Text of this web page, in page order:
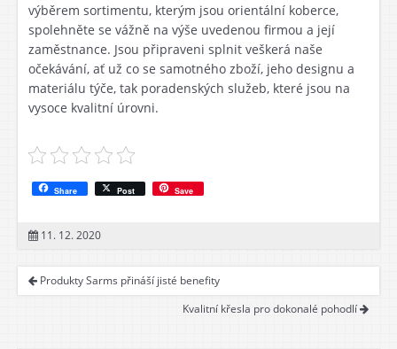
výběrem sortimentu, kterým jsou orientální koberce,
spolehněte se vážně na výše uvedenou firmou a její
zaměstnance. Jsou připraveni splnit veškerá naše
očekávání, ať už co se samotného zboží, jeho designu a
materiálu týče, tak poradenských služeb, které jsou na
vysoce kvalitní úrovni.
Share Post Save
11. 12. 2020
Produkty Sarms přináší jisté benefity
Kvalitní křesla pro dokonalé pohodlí